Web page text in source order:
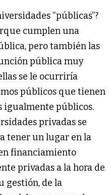
“públicas”?
cumplen una
pero también las
pública muy
se le ocurriría
públicos que tienen
igualmente públicos.
privadas se
tener un lugar en la
financiamiento
privadas a la hora de
gestión, de la